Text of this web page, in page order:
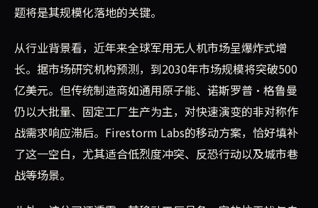
题将是其规模化落地的关键。
从行业背景看，近年来全球军用无人机市场呈爆炸式增
长。据市场研究机构预测，到2030年市场规模将突破500
亿美元。但传统制造商如通用原子能、诺斯罗普·格鲁曼
仍以大批量、固定工厂生产为主，对快速演变的非对称作
战需求响应滞后。Firestorm Labs的移动方案，恰好填补
了这一空白，尤其适合低烈度冲突、反恐行动以及城市巷
战等场景。